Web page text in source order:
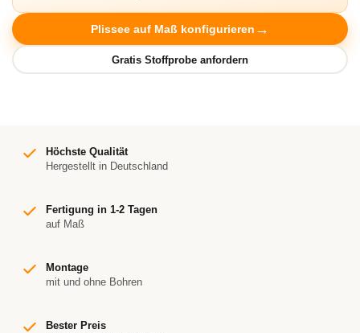
Plissee auf Maß konfigurieren
Höchste Qualität
Hergestellt in Deutschland
Fertigung in 1-2 Tagen
auf Maß
Montage
mit und ohne Bohren
Bester Preis